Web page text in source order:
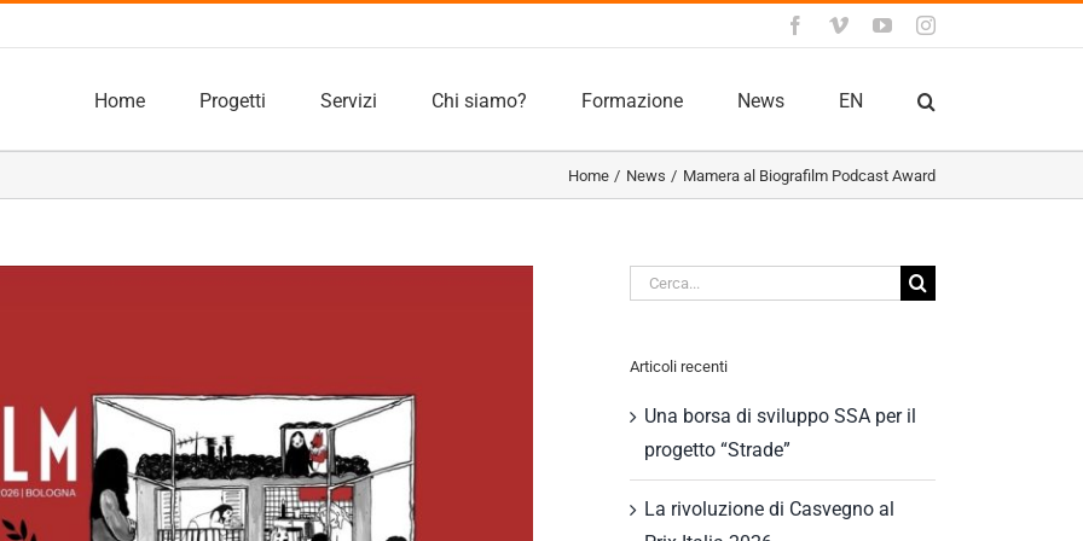
Facebook
VimeoYouTubeInstagram
Home Progetti Servizi Chi siamo? Formazione News EN
Home News Mamera al Biografilm Podcast Award
Cerca
Articoli recenti
Una borsa di sviluppo SSA per il
progetto “Strade”
La rivoluzione di Casvegno al